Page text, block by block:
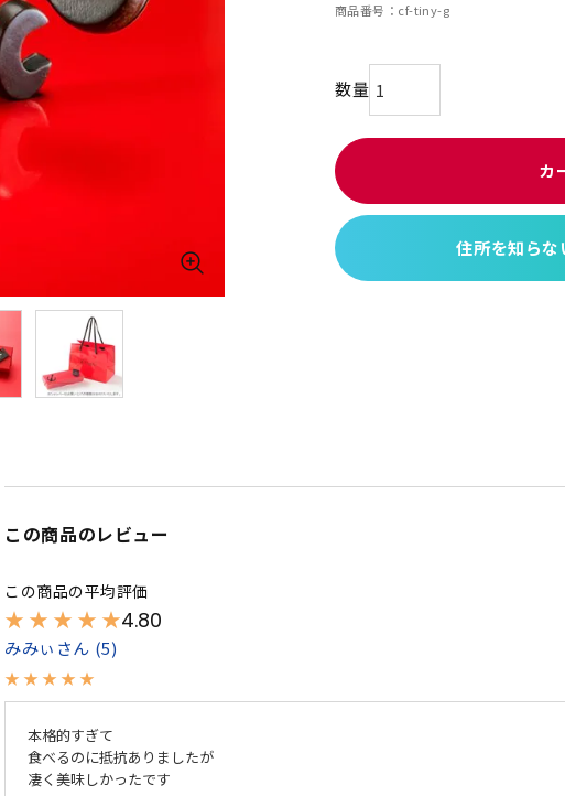
商品番号 cf-tiny-g
カ
住所を知らな
この商品のレビュー
4.80
みみぃ 5
本格的すぎて
食べるのに抵抗ありましたが
凄く美味しかったです